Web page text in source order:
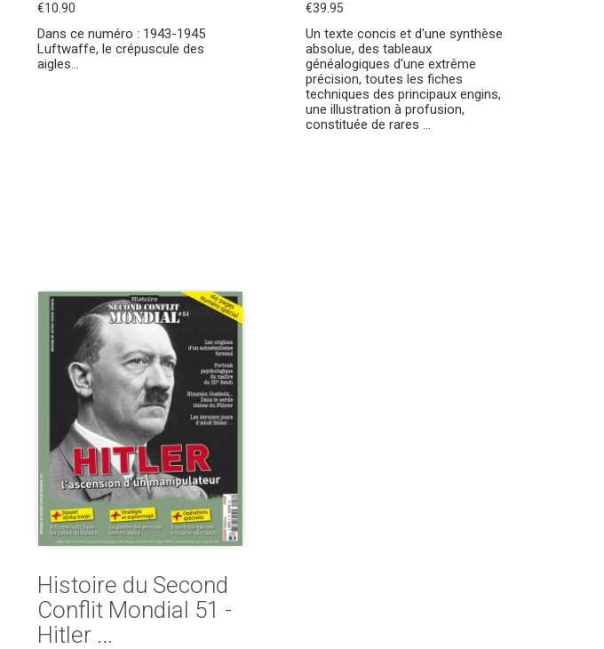
€10.90
Dans ce numéro : 1943-1945
Luftwaffe, le crépuscule des
aigles...
€39.95
Un texte concis et d'une synthèse
absolue, des tableaux
généalogiques d'une extrême
précision, toutes les fiches
techniques des principaux engins,
une illustration à profusion,
constituée de rares ...
Histoire du Second
Conflit Mondial 51 -
Hitler ...